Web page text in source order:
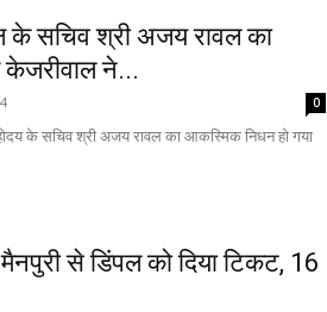
के सचिव श्री अजय रावल का
ने...
0
के सचिव श्री अजय रावल का आकस्मिक निधन हो गया
से डिंपल को दिया टिकट, 16